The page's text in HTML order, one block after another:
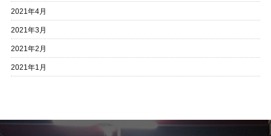
2021年4月
2021年3月
2021年2月
2021年1月